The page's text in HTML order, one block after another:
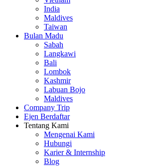
India
Maldives
Taiwan
Bulan Madu
Sabah
Langkawi
Bali
Lombok
Kashmir
Labuan Bojo
Maldives
Company Trip
Ejen Berdaftar
Tentang Kami
Mengenai Kami
Hubungi
Karier & Internship
Blog